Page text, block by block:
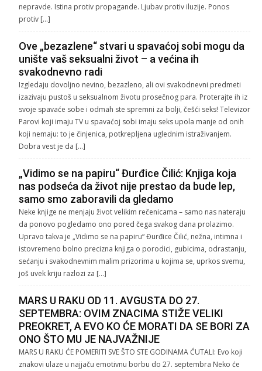
nepravde. Istina protiv propagande. Ljubav protiv iluzije. Ponos
protiv […]
Ove „bezazlene“ stvari u spavaćoj sobi mogu da
unište vaš seksualni život – a većina ih
svakodnevno radi
Izgledaju dovoljno nevino, bezazleno, ali ovi svakodnevni predmeti
izazivaju pustoš u seksualnom životu prosečnog para. Proterajte ih iz
svoje spavaće sobe i odmah ste spremni za bolji, češći seks! Televizor
Parovi koji imaju TV u spavaćoj sobi imaju seks upola manje od onih
koji nemaju: to je činjenica, potkrepljena uglednim istraživanjem.
Dobra vest je da […]
„Vidimo se na papiru“ Đurđice Čilić: Knjiga koja
nas podseća da život nije prestao da bude lep,
samo smo zaboravili da gledamo
Neke knjige ne menjaju život velikim rečenicama – samo nas nateraju
da ponovo pogledamo ono pored čega svakog dana prolazimo.
Upravo takva je „Vidimo se na papiru“ Đurđice Čilić, nežna, intimna i
istovremeno bolno precizna knjiga o porodici, gubicima, odrastanju,
sećanju i svakodnevnim malim prizorima u kojima se, uprkos svemu,
još uvek kriju razlozi za […]
MARS U RAKU OD 11. AVGUSTA DO 27.
SEPTEMBRA: OVIM ZNACIMA STIŽE VELIKI
PREOKRET, A EVO KO ĆE MORATI DA SE BORI ZA
ONO ŠTO MU JE NAJVAŽNIJE
MARS U RAKU ĆE POMERITI SVE ŠTO STE GODINAMA ĆUTALI: Evo koji
znakovi ulaze u najjaču emotivnu borbu do 27. septembra Neko će